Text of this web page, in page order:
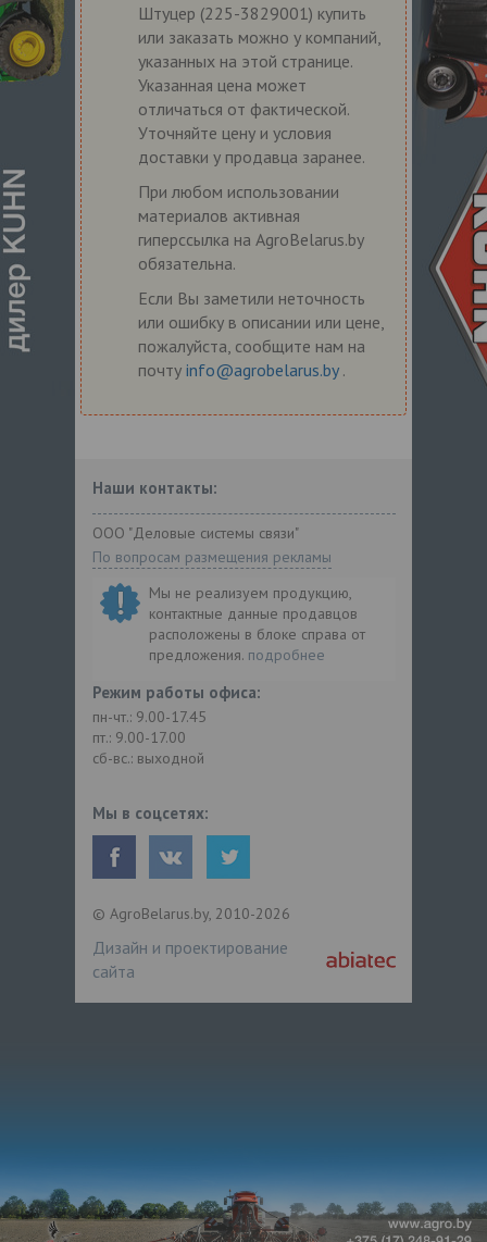
Штуцер (225-3829001) купить
или заказать можно у компаний,
указанных на этой странице.
Указанная цена может
отличаться от фактической.
Уточняйте цену и условия
доставки у продавца заранее.
При любом использовании
материалов активная
гиперссылка на AgroBelarus.by
обязательна.
Если Вы заметили неточность
или ошибку в описании или цене,
пожалуйста, сообщите нам на
почту info@agrobelarus.by .
Наши контакты:
ООО "Деловые системы связи"
По вопросам размещения рекламы
Мы не реализуем продукцию,
контактные данные продавцов
расположены в блоке справа от
предложения. подробнее
Режим работы офиса:
пн-чт.: 9.00-17.45
пт.: 9.00-17.00
сб-вс.: выходной
Мы в соцсетях:
© AgroBelarus.by, 2010-2026
Дизайн и проектирование
сайта